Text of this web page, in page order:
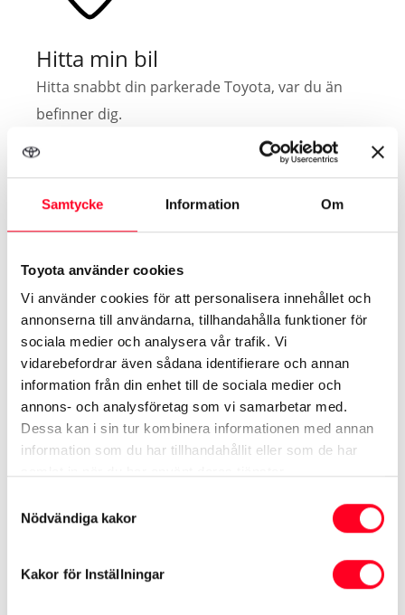
Samtycke Information Om
Toyota använder cookies
Vi använder cookies för att personalisera innehållet och
annonserna till användarna, tillhandahålla funktioner för
sociala medier och analysera vår trafik. Vi
vidarebefordrar även sådana identifierare och annan
information från din enhet till de sociala medier och
annons- och analysföretag som vi samarbetar med.
Dessa kan i sin tur kombinera informationen med annan
information som du har tillhandahållit eller som de har
Nödvändiga kakor
Kakor för Inställningar
Hitta min bil
Hitta snabbt din parkerade Toyota, var du än
befinner dig.
Mina destinationer
Planera och dela resor sömlöst från din telefon
favoritdestinationer.